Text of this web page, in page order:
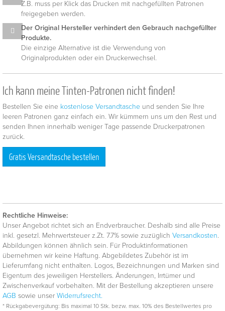
Z.B. muss per Klick das Drucken mit nachgefüllten Patronen
freigegeben werden.
Der Original Hersteller verhindert den Gebrauch nachgefüllter
Produkte.
Die einzige Alternative ist die Verwendung von
Originalprodukten oder ein Druckerwechsel.
Ich kann meine Tinten-Patronen nicht finden!
Bestellen Sie eine kostenlose Versandtasche und senden Sie Ihre
leeren Patronen ganz einfach ein. Wir kümmern uns um den Rest und
senden Ihnen innerhalb weniger Tage passende Druckerpatronen
zurück.
Gratis Versandtasche bestellen
Rechtliche Hinweise:
Unser Angebot richtet sich an Endverbraucher. Deshalb sind alle Preise
inkl. gesetzl. Mehrwertsteuer z.Zt. 7.7% sowie zuzüglich Versandkosten.
Abbildungen können ähnlich sein. Für Produktinformationen
übernehmen wir keine Haftung. Abgebildetes Zubehör ist im
Lieferumfang nicht enthalten. Logos, Bezeichnungen und Marken sind
Eigentum des jeweiligen Herstellers. Änderungen, Irrtümer und
Zwischenverkauf vorbehalten. Mit der Bestellung akzeptieren unsere
AGB sowie unser Widerrufsrecht.
* Rückgabevergütung: Bis maximal 10 Stk. bezw. max. 10% des Bestellwertes pro